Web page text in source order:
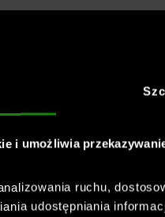
i umożliwia
ruchu,
udostępniania
przez głowę.
1/2 ułatwia
i szybko schnie. Bluza
Tech